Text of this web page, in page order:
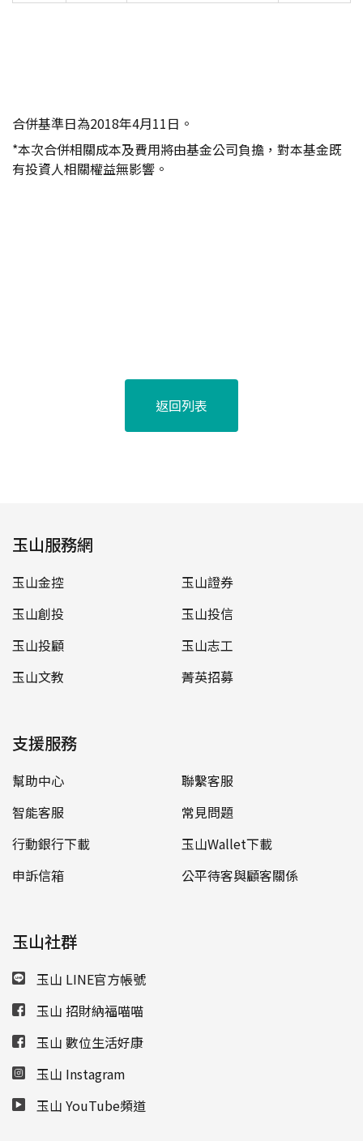
合併基準日為2018年4月11日。
*本次合併相關成本及費用將由基金公司負擔，對本基金既
有投資人相關權益無影響。
返回列表
玉山服務網
玉山金控
玉山證券
玉山創投
玉山投信
玉山投顧
玉山志工
玉山文教
菁英招募
支援服務
幫助中心
聯繫客服
智能客服
常見問題
行動銀行下載
玉山Wallet下載
申訴信箱
公平待客與顧客關係
玉山社群
玉山 LINE官方帳號
玉山 招財納福喵喵
玉山 數位生活好康
玉山 Instagram
玉山 YouTube頻道